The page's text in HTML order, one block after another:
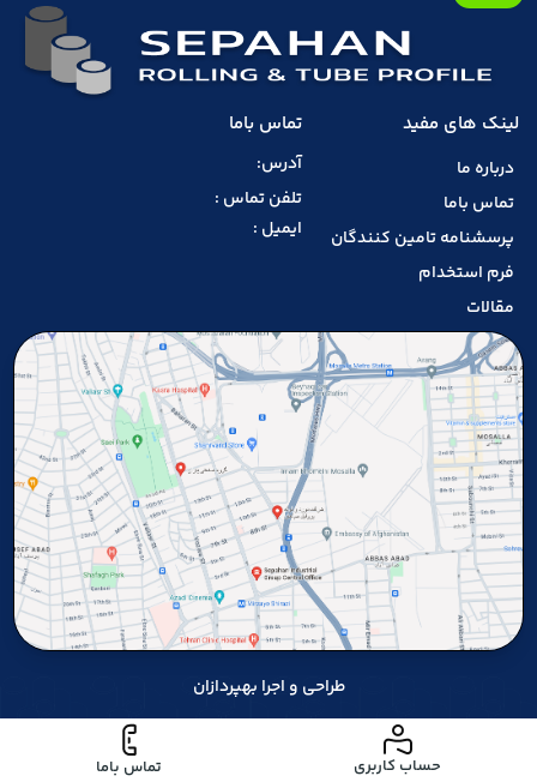
حساب کاربری تماس باما
لینک های مفید
درباره ما
تماس باما
پرسشنامه تامین کنندگان
فرم استخدام
مقالات
تماس باما
آدرس:
تلفن تماس :
ایمیل :
طراحی و اجرا بهپردازان